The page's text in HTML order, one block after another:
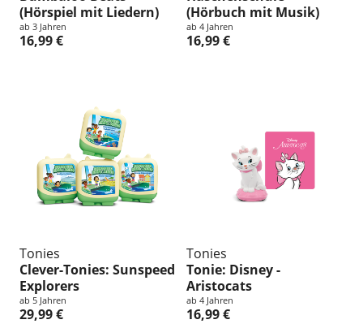
(Hörspiel mit Liedern)
ab 3 Jahren
16,99 €
(Hörbuch mit Musik)
ab 4 Jahren
16,99 €
Tonies
Clever-Tonies: Sunspeed
Explorers
ab 5 Jahren
29,99 €
Tonies
Tonie: Disney -
Aristocats
ab 4 Jahren
16,99 €